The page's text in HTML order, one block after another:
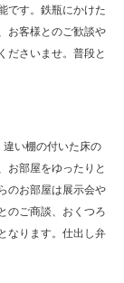
です。鉄瓶にかけた
お客様とのご歓談や
ださいませ。普段と
い棚の付いた床の
お部屋をゆったりと
のお部屋は展示会や
のご商談、おくつろ
なります。仕出し弁